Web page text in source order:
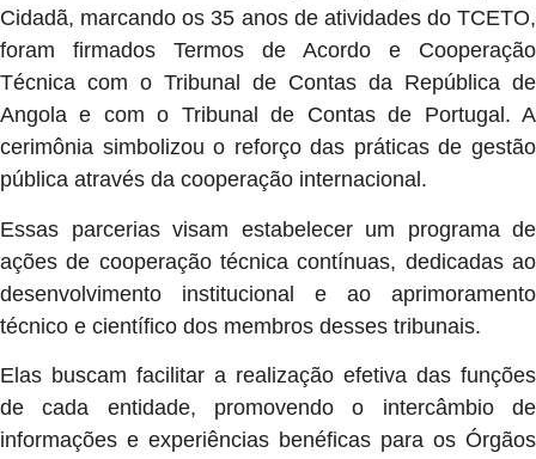
Cidadã, marcando os 35 anos de atividades do TCETO,
foram firmados Termos de Acordo e Cooperação
Técnica com o Tribunal de Contas da República de
Angola e com o Tribunal de Contas de Portugal. A
cerimônia simbolizou o reforço das práticas de gestão
pública através da cooperação internacional.
Essas parcerias visam estabelecer um programa de
ações de cooperação técnica contínuas, dedicadas ao
desenvolvimento institucional e ao aprimoramento
técnico e científico dos membros desses tribunais.
Elas buscam facilitar a realização efetiva das funções
de cada entidade, promovendo o intercâmbio de
informações e experiências benéficas para os Órgãos